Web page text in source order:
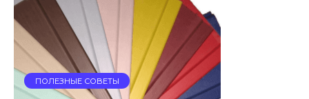
ПОЛЕЗНЫЕ СОВЕТЫ